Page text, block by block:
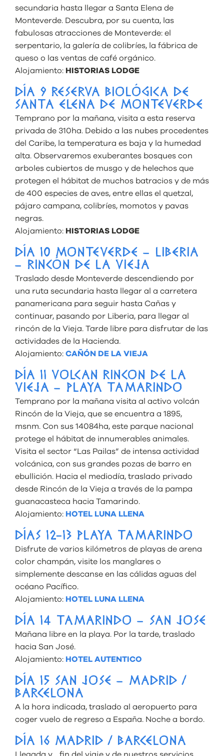
secundaria hasta llegar a Santa Elena de
Monteverde. Descubra, por su cuenta, las
fabulosas atracciones de Monteverde: el
serpentario, la galería de colibríes, la fábrica de
queso o las ventas de café orgánico.
Alojamiento: HISTORIAS LODGE
DÍA 9 RESERVA BIOLÓGICA DE
SANTA ELENA DE MONTEVERDE
Temprano por la mañana, visita a esta reserva
privada de 310ha. Debido a las nubes procedentes
del Caribe, la temperatura es baja y la humedad
alta. Observaremos exuberantes bosques con
arboles cubiertos de musgo y de helechos que
protegen el hábitat de muchos batracios y de más
de 400 especies de aves, entre ellas el quetzal,
pájaro campana, colibríes, momotos y pavas
negras.
Alojamiento: HISTORIAS LODGE
DÍA 10 MONTEVERDE – LIBERIA
– RINCÓN DE LA VIEJA
Traslado desde Monteverde descendiendo por
una ruta secundaria hasta llegar al a carretera
panamericana para seguir hasta Cañas y
continuar, pasando por Liberia, para llegar al
rincón de la Vieja. Tarde libre para disfrutar de las
actividades de la Hacienda.
Alojamiento: CAÑÓN DE LA VIEJA
DÍA 11 VOLCAN RINCON DE LA
VIEJA – PLAYA TAMARINDO
Temprano por la mañana visita al activo volcán
Rincón de la Vieja, que se encuentra a 1895,
msnm. Con sus 14084ha, este parque nacional
protege el hábitat de innumerables animales.
Visita el sector “Las Pailas” de intensa actividad
volcánica, con sus grandes pozas de barro en
ebullición. Hacia el mediodía, traslado privado
desde Rincón de la Vieja a través de la pampa
guanacasteca hacia Tamarindo.
Alojamiento: HOTEL LUNA LLENA
DÍAS 12-13 PLAYA TAMARINDO
Disfrute de varios kilómetros de playas de arena
color champán, visite los manglares o
simplemente descanse en las cálidas aguas del
océano Pacífico.
Alojamiento: HOTEL LUNA LLENA
DÍA 14 TAMARINDO – SAN JOSE
Mañana libre en la playa. Por la tarde, traslado
hacia San José.
Alojamiento: HOTEL AUTENTICO
DÍA 15 SAN JOSE – MADRID /
BARCELONA
A la hora indicada, traslado al aeropuerto para
coger vuelo de regreso a España. Noche a bordo.
DÍA 16 MADRID / BARCELONA